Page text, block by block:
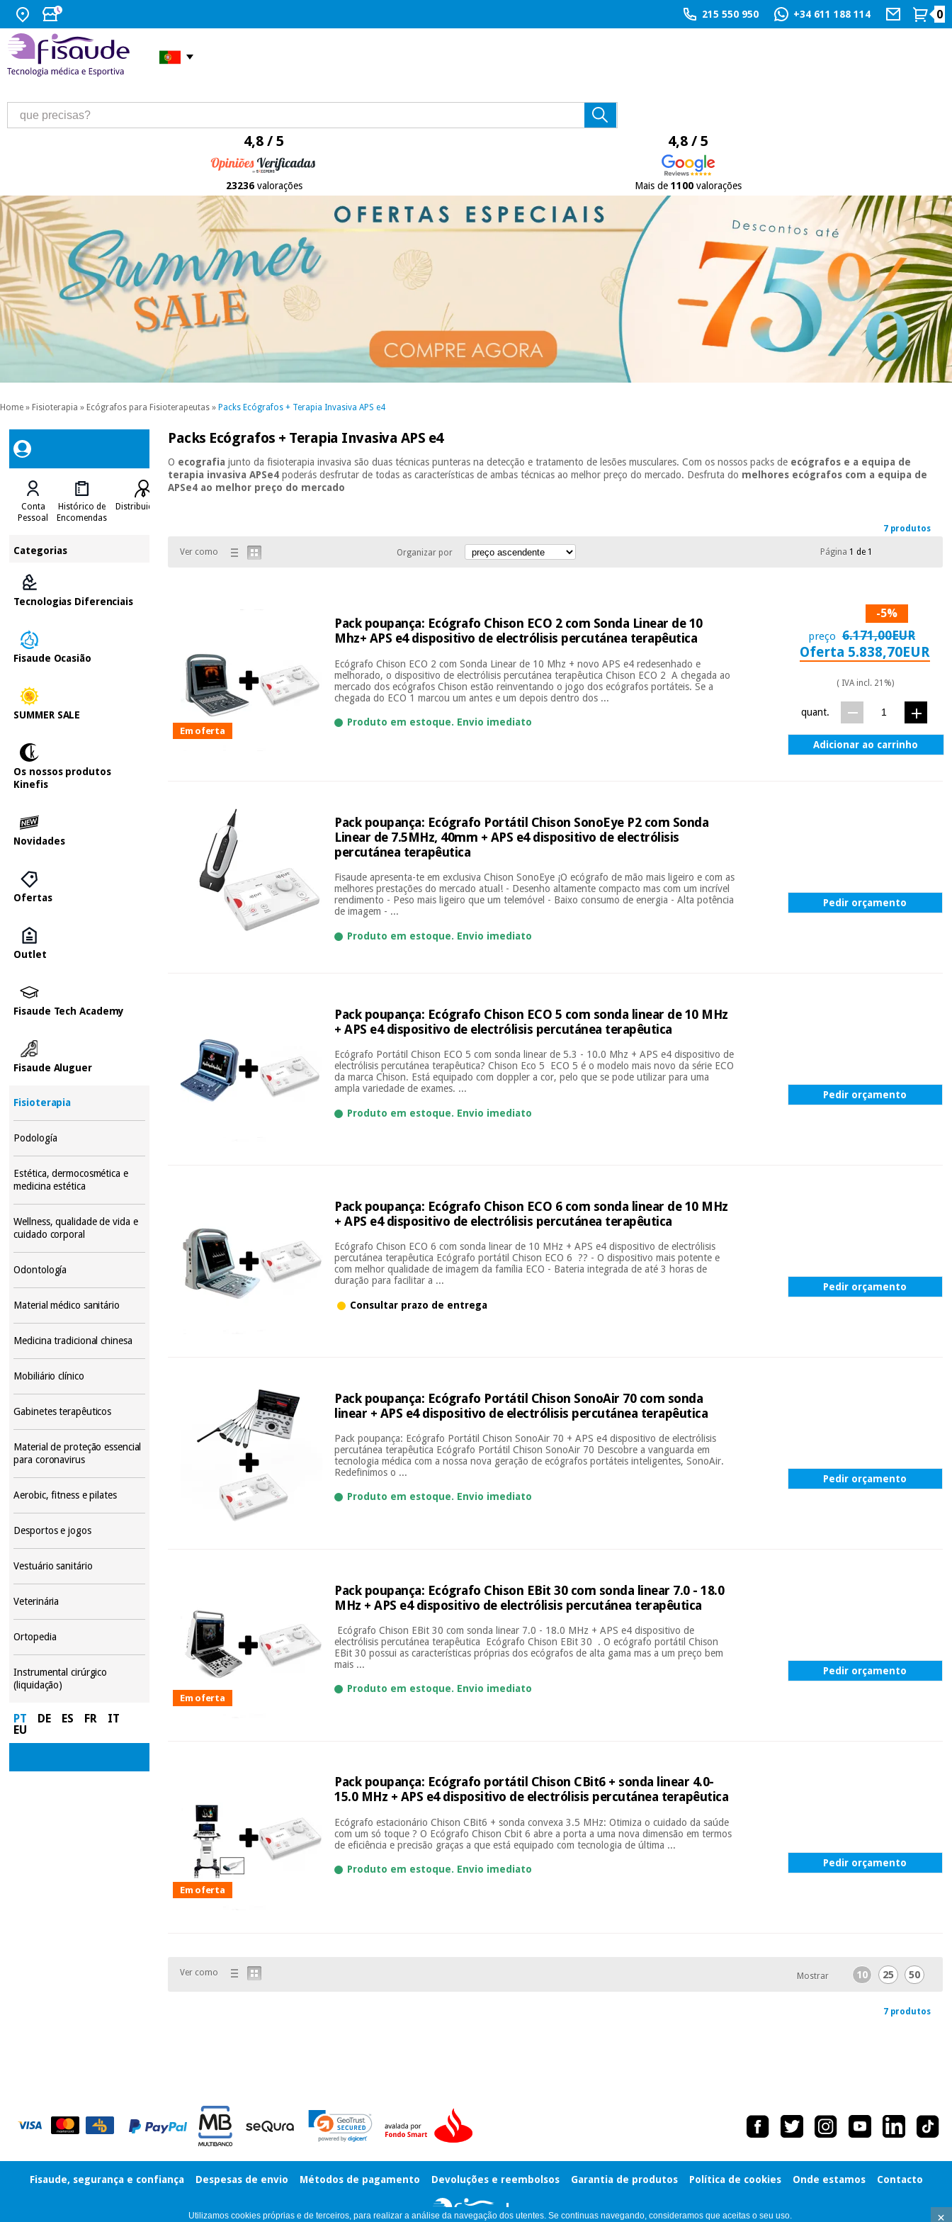
215 550 950 +34 611 188 114 0
4,8 / 5
23236valorações
4,8 / 5
Mais de 1100valorações
Home » Fisioterapia » Ecógrafos para Fisioterapeutas » Packs Ecógrafos + Terapia Invasiva APS e4
Conta
Pessoal
Histórico de
Encomendas
Distribuidores
Categorias
Tecnologias Diferenciais
Fisaude Ocasião
SUMMER SALE
Os nossos produtos
Kinefis
Novidades
Ofertas
Outlet
Fisaude Tech Academy
Fisaude Aluguer
Fisioterapia
Podología
Estética, dermocosmética e
medicina estética
Wellness, qualidade de vida e
cuidado corporal
Odontología
Material médico sanitário
Medicina tradicional chinesa
Mobiliário clínico
Gabinetes terapêuticos
Material de proteção essencial
para coronavirus
Aerobic, fitness e pilates
Desportos e jogos
Vestuário sanitário
Veterinária
Ortopedia
Instrumental cirúrgico
(liquidação)
PT DE ES FR
IT
EU
Packs Ecógrafos + Terapia Invasiva APS e4
O ecografiajunto da fisioterapia invasiva são duas técnicas punteras na detecção e tratamento de lesões musculares. Com os nossos packs de ecógrafos e a equipa de
terapia invasiva APSe4poderás desfrutar de todas as características de ambas técnicas ao melhor preço do mercado. Desfruta do melhores ecógrafos com a equipa de
APSe4 ao melhor preço do mercado
7 produtos
Ver como Organizar por Página 1 de 1
Em oferta
Pack poupança: Ecógrafo Chison ECO 2 com Sonda Linear de 10
Mhz+ APS e4 dispositivo de electrólisis percutánea terapêutica
Ecógrafo Chison ECO 2 com Sonda Linear de 10 Mhz + novo APS e4 redesenhado e
melhorado, o dispositivo de electrólisis percutánea terapêutica Chison ECO 2 A chegada ao
mercado dos ecógrafos Chison estão reinventando o jogo dos ecógrafos portáteis. Se a
chegada do ECO 1 marcou um antes e um depois dentro dos ...
Produto em estoque. Envio imediato
-5%
preço 6.171,00EUR
Oferta 5.838,70EUR
( IVA incl. 21%)
quant.
Adicionar ao carrinho
Pack poupança: Ecógrafo Portátil Chison SonoEye P2 com Sonda
Linear de 7.5MHz, 40mm + APS e4 dispositivo de electrólisis
percutánea terapêutica
Fisaude apresenta-te em exclusiva Chison SonoEye ¡O ecógrafo de mão mais ligeiro e com as
melhores prestações do mercado atual! - Desenho altamente compacto mas com um incrível
rendimento - Peso mais ligeiro que um telemóvel - Baixo consumo de energia - Alta potência
de imagem - ...
Produto em estoque. Envio imediato
Pedir orçamento
Pack poupança: Ecógrafo Chison ECO 5 com sonda linear de 10 MHz
+ APS e4 dispositivo de electrólisis percutánea terapêutica
Ecógrafo Portátil Chison ECO 5 com sonda linear de 5.3 - 10.0 Mhz + APS e4 dispositivo de
electrólisis percutánea terapêutica? Chison Eco 5 ECO 5 é o modelo mais novo da série ECO
da marca Chison. Está equipado com doppler a cor, pelo que se pode utilizar para uma
ampla variedade de exames. ...
Produto em estoque. Envio imediato
Pedir orçamento
Pack poupança: Ecógrafo Chison ECO 6 com sonda linear de 10 MHz
+ APS e4 dispositivo de electrólisis percutánea terapêutica
Ecógrafo Chison ECO 6 com sonda linear de 10 MHz + APS e4 dispositivo de electrólisis
percutánea terapêutica Ecógrafo portátil Chison ECO 6 ?? - O dispositivo mais potente e
com melhor qualidade de imagem da família ECO - Bateria integrada de até 3 horas de
duração para facilitar a ...
Consultar prazo de entrega
Pedir orçamento
Pack poupança: Ecógrafo Portátil Chison SonoAir 70 com sonda
linear + APS e4 dispositivo de electrólisis percutánea terapêutica
Pack poupança: Ecógrafo Portátil Chison SonoAir 70 + APS e4 dispositivo de electrólisis
percutánea terapêutica Ecógrafo Portátil Chison SonoAir 70 Descobre a vanguarda em
tecnologia médica com a nossa nova geração de ecógrafos portáteis inteligentes, SonoAir.
Redefinimos o ...
Produto em estoque. Envio imediato
Pedir orçamento
Em oferta
Pack poupança: Ecógrafo Chison EBit 30 com sonda linear 7.0 - 18.0
MHz + APS e4 dispositivo de electrólisis percutánea terapêutica
Ecógrafo Chison EBit 30 com sonda linear 7.0 - 18.0 MHz + APS e4 dispositivo de
electrólisis percutánea terapêutica Ecógrafo Chison EBit 30 . O ecógrafo portátil Chison
EBit 30 possui as características próprias dos ecógrafos de alta gama mas a um preço bem
mais ...
Produto em estoque. Envio imediato
Pedir orçamento
Em oferta
Pack poupança: Ecógrafo portátil Chison CBit6 + sonda linear 4.0-
15.0 MHz + APS e4 dispositivo de electrólisis percutánea terapêutica
Ecógrafo estacionário Chison CBit6 + sonda convexa 3.5 MHz: Otimiza o cuidado da saúde
com um só toque ? O Ecógrafo Chison Cbit 6 abre a porta a uma nova dimensão em termos
de eficiência e precisão graças a que está equipado com tecnologia de última ...
Produto em estoque. Envio imediato
Pedir orçamento
Ver como Mostrar 10 25 50
7 produtos
Fisaude, segurança e confiança Despesas de envio Métodos de pagamento Devoluções e reembolsos Garantia de produtos Política de cookies Onde estamos Contacto
Utilizamos cookies próprias e de terceiros, para realizar a análise da navegação dos utentes. Se continuas navegando, consideramos que aceitas o seu uso.
×